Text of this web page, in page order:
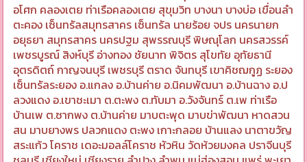
อโศก คลองเตย ท่าเรือคลองเตย สุขุมวิท บางนา บางบ่อ เขื่อนลำ
ตะคอง เซ็นทรัลสมุทรสาคร เซ็นทรัล นายร้อย จปร นครนายก
อยุธยา สมุทรสาคร นครปฐม สุพรรณบุรี พิษณุโลก นครสวรรค์
เพชรบูรณ์ สิงห์บุรี อ่างทอง ชัยนาท พิจิตร สุโขทัย อุทัยธานี
อุตรดิตถ์ กาญจนบุรี เพชรบุรี ตราด จันทบุรี เขาคิชฌกูฏ ระยอง
เซ็นทรัลระยอง อ.แกลง อ.บ้านค่าย อ.นิคมพัฒนา อ.บ้านฉาง อ.ป
ลวงแดง อ.เขาชะเมา ต.ตะพง ต.ทับมา อ.วังจันทร์ ต.เพ ท่าเรือ
บ้านเพ ต.ซากพง ต.บ้านค่าย มาบตะพุด มาบข่าพัฒนา หาดสวน
สน มาบยางพร ปลวกแดง ตะพง เกาะกลอย บ้านแลง นาตาขวัญ
สระแก้ว โคราช เดอะมอลล์โคราช หัวหิน วัดห้วยมงคล ปราจีนบุรี